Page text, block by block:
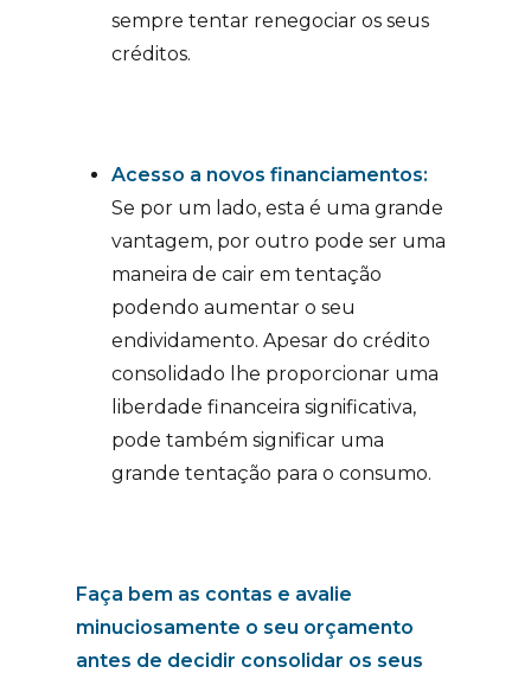
sempre tentar renegociar os seus
créditos.
Acesso a novos financiamentos:
Se por um lado, esta é uma grande
vantagem, por outro pode ser uma
maneira de cair em tentação
podendo aumentar o seu
endividamento. Apesar do crédito
consolidado lhe proporcionar uma
liberdade financeira significativa,
pode também significar uma
grande tentação para o consumo.
Faça bem as contas e avalie
minuciosamente o seu orçamento
antes de decidir consolidar os seus